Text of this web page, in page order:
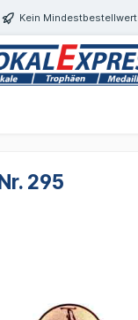
Kein Mindestbestellwert
295